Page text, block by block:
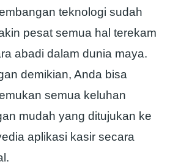
teknologi sudah
pesat semua hal terekam
abadi dalam dunia maya.
demikian, Anda bisa
semua keluhan
mudah yang ditujukan ke
aplikasi kasir secara